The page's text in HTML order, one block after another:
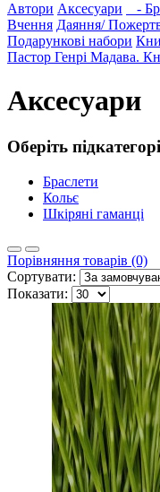
Автори Аксесуари -
Вчення Даяння/
Подарункові набори
Пастор Генрі Мадава.
Аксесуари
Оберіть
Браслети
Кольє
Шкіряні гаманці
Порівняння товарів (0)
Сортувати:
Показати: